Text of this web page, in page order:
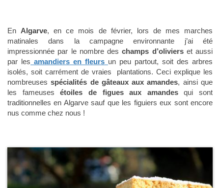
En Algarve, en ce mois de février, lors de mes marches
matinales dans la campagne environnante j’ai été
impressionnée par le nombre des champs d’olivierset aussi
par les amandiers en fleurs un peu partout, soit des arbres
isolés, soit carrément de vraies plantations. Ceci explique les
nombreusesspécialités de gâteaux aux amandes, ainsi que
les fameusesétoiles de figues aux amandesqui sont
traditionnelles en Algarve sauf que les figuiers eux sont encore
nus comme chez nous !